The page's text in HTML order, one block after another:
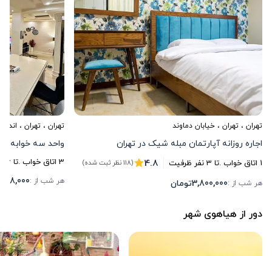
تهران ، تهران ، خیابان دماوند
اجاره روزانه آپارتمان مبله شیک در تهران
1 اتاق خواب .تا 3نفر ظرفیت 4.8 (118 نظر ثبت شده)
هر شب از :3,800,000تومان
تهران ، تهران ،
واحد سه خوابه
3 اتاق خواب .تا 6
هر شب از :
دور از هیاهوی شهر